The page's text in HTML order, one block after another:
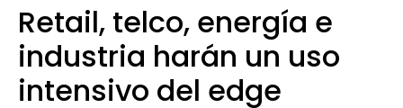
Retail, telco, energía e
industria harán un uso
intensivo del edge